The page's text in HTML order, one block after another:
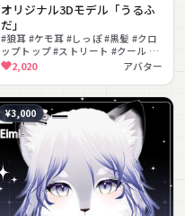
オリジナル3Dモデル「うるふ
だ」
#狼耳 #ケモ耳 #しっぽ #黒髪 #クロ
ップトップ #ストリート #クール #
大人っぽい #お姉さん系 #もちふぃ
った〜対応
2,020 アバター
¥3,000